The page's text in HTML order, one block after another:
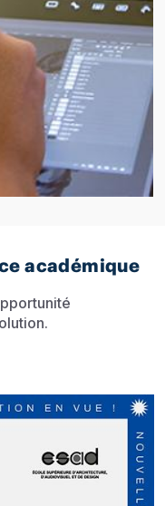
académique